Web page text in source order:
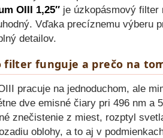
93
28
OIII 1,25″ je úzkopásmový filter
Vďaka precíznemu výberu
detailov.
filter funguje a prečo na
pracuje na jednoduchom, ale
dve emisné čiary pri 496 nm a
znečistenie z miest, rozptyl
oblohy, a to aj v